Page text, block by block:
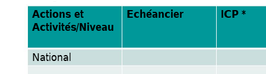
Actions et
Activités/Niveau
Echéancier ICP *
National